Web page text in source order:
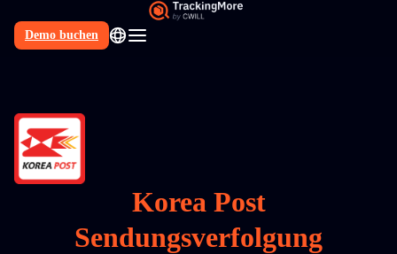
Demo buchen
Korea Post
Sendungsverfolgung